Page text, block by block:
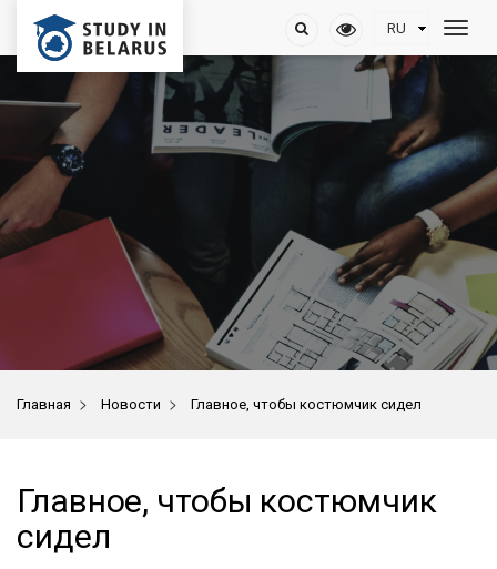
Главная > Новости > Главное, чтобы костюмчик сидел
Главное, чтобы костюмчик
сидел